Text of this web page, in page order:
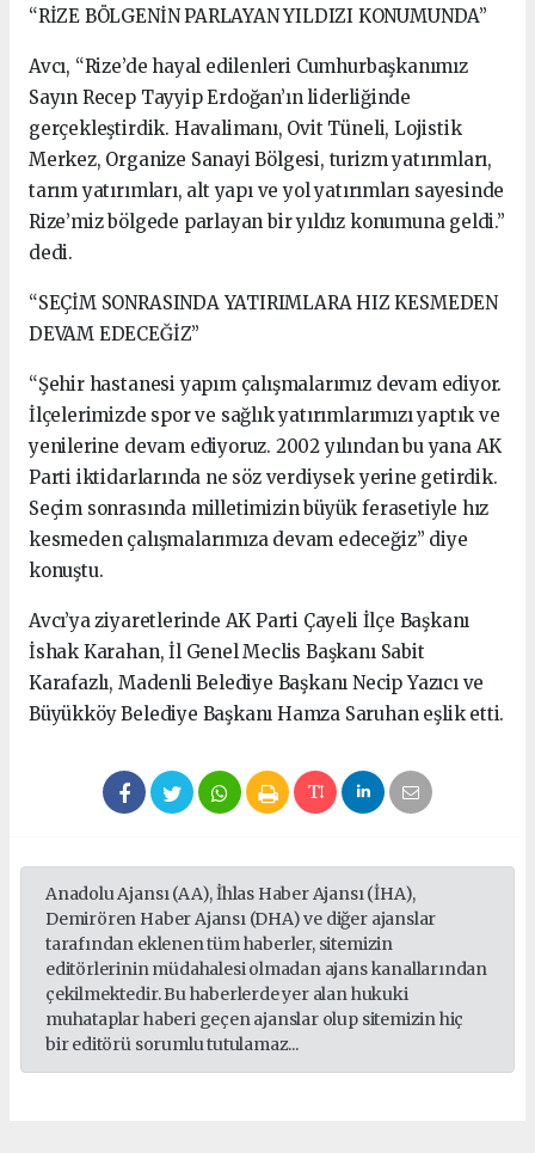
“RİZE BÖLGENİN PARLAYAN YILDIZI KONUMUNDA”
Avcı, “Rize’de hayal edilenleri Cumhurbaşkanımız
Sayın Recep Tayyip Erdoğan’ın liderliğinde
gerçekleştirdik. Havalimanı, Ovit Tüneli, Lojistik
Merkez, Organize Sanayi Bölgesi, turizm yatırımları,
tarım yatırımları, alt yapı ve yol yatırımları sayesinde
Rize’miz bölgede parlayan bir yıldız konumuna geldi.”
dedi.
“SEÇİM SONRASINDA YATIRIMLARA HIZ KESMEDEN
DEVAM EDECEĞİZ”
“Şehir hastanesi yapım çalışmalarımız devam ediyor.
İlçelerimizde spor ve sağlık yatırımlarımızı yaptık ve
yenilerine devam ediyoruz. 2002 yılından bu yana AK
Parti iktidarlarında ne söz verdiysek yerine getirdik.
Seçim sonrasında milletimizin büyük ferasetiyle hız
kesmeden çalışmalarımıza devam edeceğiz” diye
konuştu.
Avcı’ya ziyaretlerinde AK Parti Çayeli İlçe Başkanı
İshak Karahan, İl Genel Meclis Başkanı Sabit
Karafazlı, Madenli Belediye Başkanı Necip Yazıcı ve
Büyükköy Belediye Başkanı Hamza Saruhan eşlik etti.
Anadolu Ajansı (AA), İhlas Haber Ajansı (İHA),
Demirören Haber Ajansı (DHA) ve diğer ajanslar
tarafından eklenen tüm haberler, sitemizin
editörlerinin müdahalesi olmadan ajans kanallarından
çekilmektedir. Bu haberlerde yer alan hukuki
muhataplar haberi geçen ajanslar olup sitemizin hiç
bir editörü sorumlu tutulamaz...